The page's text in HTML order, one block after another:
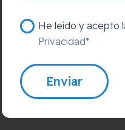
He leído y acepto
Privacidad*